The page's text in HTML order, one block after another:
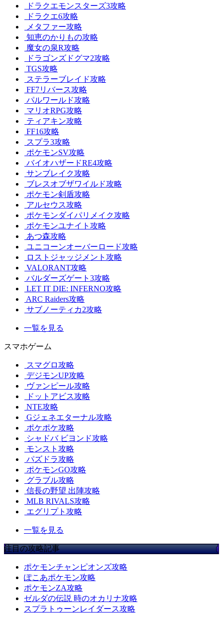
ドラクエモンスターズ3攻略
ドラクエ6攻略
メタファー攻略
知恵のかりもの攻略
魔女の泉R攻略
ドラゴンズドグマ2攻略
TGS攻略
ステラーブレイド攻略
FF7リバース攻略
パルワールド攻略
マリオRPG攻略
ティアキン攻略
FF16攻略
スプラ3攻略
ポケモンSV攻略
バイオハザードRE4攻略
サンブレイク攻略
ブレスオブザワイルド攻略
ポケモン剣盾攻略
アルセウス攻略
ポケモンダイパリメイク攻略
ポケモンユナイト攻略
あつ森攻略
ユニコーンオーバーロード攻略
ロストジャッジメント攻略
VALORANT攻略
バルダーズゲート3攻略
LET IT DIE: INFERNO攻略
ARC Raiders攻略
サブノーティカ2攻略
一覧を見る
スマホゲーム
スマグロ攻略
デジモンUP攻略
ヴァンピール攻略
ドットアビス攻略
NTE攻略
Gジェネエターナル攻略
ポケポケ攻略
シャドバ ビヨンド攻略
モンスト攻略
パズドラ攻略
ポケモンGO攻略
グラブル攻略
信長の野望 出陣攻略
MLB RIVALS攻略
エグリプト攻略
一覧を見る
注目の攻略記事
ポケモンチャンピオンズ攻略
ぽこあポケモン攻略
ポケモンZA攻略
ゼルダの伝説 時のオカリナ攻略
スプラトゥーンレイダース攻略